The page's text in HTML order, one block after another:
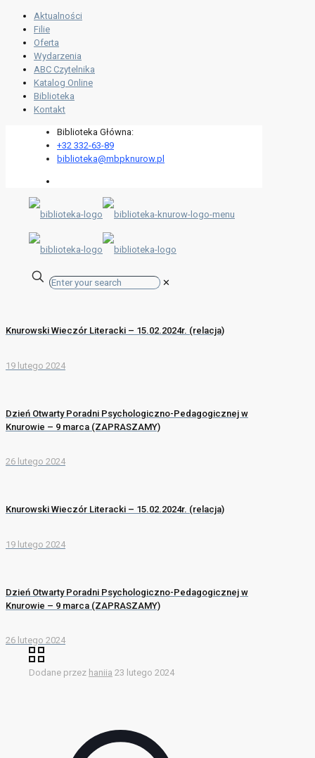
Aktualności
Filie
Oferta
Wydarzenia
ABC Czytelnika
Katalog Online
Biblioteka
Kontakt
Biblioteka Główna:
+32 332-63-89
biblioteka@mbpknurow.pl
✕
Knurowski Wieczór Literacki – 15.02.2024r. (relacja)
19 lutego 2024
Dzień Otwarty Poradni Psychologiczno-Pedagogicznej w
Knurowie – 9 marca (ZAPRASZAMY)
26 lutego 2024
Knurowski Wieczór Literacki – 15.02.2024r. (relacja)
19 lutego 2024
Dzień Otwarty Poradni Psychologiczno-Pedagogicznej w
Knurowie – 9 marca (ZAPRASZAMY)
26 lutego 2024
Dodane przez haniia 23 lutego 2024